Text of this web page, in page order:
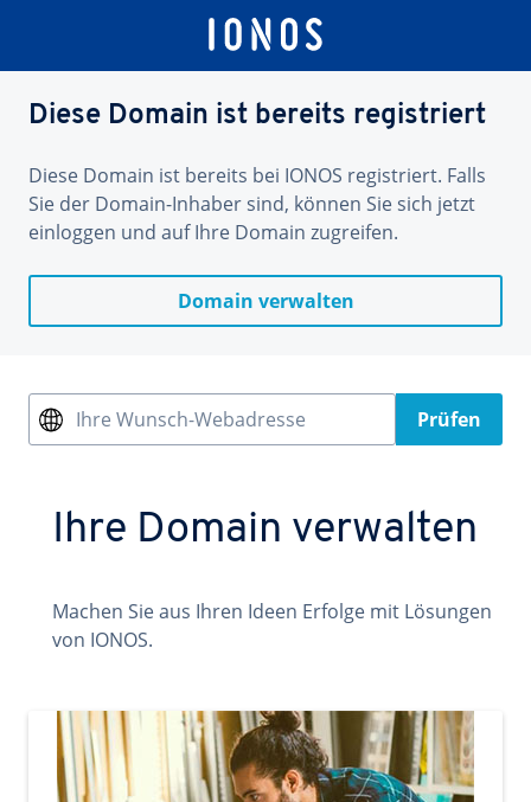
Diese Domain ist bereits registriert
Diese Domain ist bereits bei IONOS registriert. Falls
Sie der Domain-Inhaber sind, können Sie sich jetzt
einloggen und auf Ihre Domain zugreifen.
Domain verwalten
Ihre Wunsch-Webadresse Prüfen
Ihre Domain verwalten
Machen Sie aus Ihren Ideen Erfolge mit Lösungen
von IONOS.